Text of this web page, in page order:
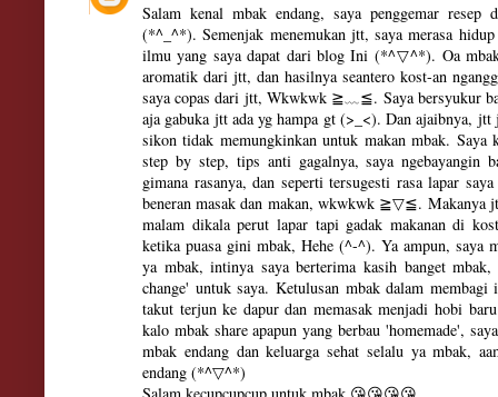
Salam kenal mbak endang, saya penggemar resep
(*^_^*). Semenjak menemukan jtt, saya merasa
ilmu yang saya dapat dari blog Ini (*^▽^*). Oa
aromatik dari jtt, dan hasilnya seantero kost-an
saya copas dari jtt, Wkwkwk ≧﹏≦. Saya bersyukur
aja gabuka jtt ada yg hampa gt (>_<). Dan ajaibnya,
sikon tidak memungkinkan untuk makan mbak.
step by step, tips anti gagalnya, saya ngebayangin
gimana rasanya, dan seperti tersugesti rasa lapar
beneran masak dan makan, wkwkwk ≧▽≦. Makanya
malam dikala perut lapar tapi gadak makanan di
ketika puasa gini mbak, Hehe (^-^). Ya ampun, saya
ya mbak, intinya saya berterima kasih banget
change' untuk saya. Ketulusan mbak dalam
takut terjun ke dapur dan memasak menjadi hobi
kalo mbak share apapun yang berbau 'homemade',
mbak endang dan keluarga sehat selalu ya mbak,
endang (*^▽^*)
Salam kecupcupcup untuk mbak 😘😘😘😘